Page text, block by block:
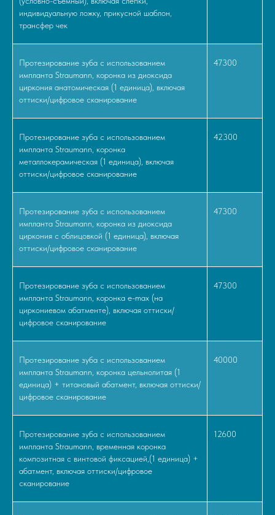
индивидуальную ложку, прикусной шаблон,
трансфер чек
Протезирование зуба с использованием
импланта Straumann, коронка из диоксида
циркония анатомическая (1 единица), включая
оттиски/цифровое сканирование
47300
Протезирование зуба с использованием
импланта Straumann, коронка
металлокерамическая (1 единица), включая
оттиски/цифровое сканирование
42300
Протезирование зуба с использованием
импланта Straumann, коронка из диоксида
циркония с облицовкой (1 единица), включая
оттиски/цифровое сканирование
47300
Протезирование зуба с использованием
импланта Straumann, коронка e-max (на
циркониевом абатменте), включая оттиски/
цифровое сканирование
47300
Протезирование зуба с использованием
импланта Straumann, коронка цельнолитая (1
единица) + титановый абатмент, включая оттиски/
цифровое сканирование
40000
Протезирование зуба с использованием
импланта Straumann, временная коронка
композитная с винтовой фиксацией,(1 единица) +
абатмент, включая оттиски/цифровое
сканирование
12600